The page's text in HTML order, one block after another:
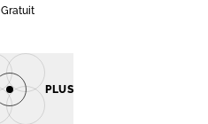
Gratuit
PLUS